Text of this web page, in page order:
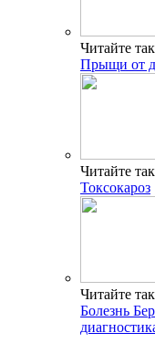
Читайте
Прыщи от
Читайте
Токсокароз
Читайте
Болезнь